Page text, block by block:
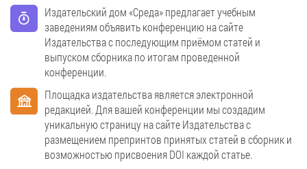
Издательский дом «Среда» предлагает учебным
заведениям объявить конференцию на сайте
Издательства с последующим приёмом статей и
выпуском сборника по итогам проведенной
конференции.
Площадка издательства является электронной
редакцией. Для вашей конференции мы создадим
уникальную страницу на сайте Издательства с
размещением препринтов принятых статей в сборник и
возможностью присвоения DOI каждой статье.